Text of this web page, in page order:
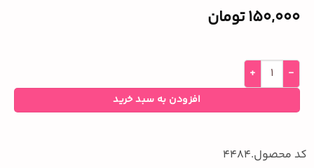
150,000تومان
افزودن به سبد خرید
کد محصول.4484